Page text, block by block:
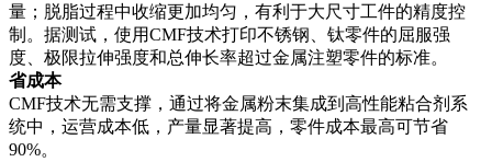
量；脱脂过程中收缩更加均匀，有利于大尺寸工件的精度控
制。据测试，使用CMF技术打印不锈钢、钛零件的屈服强
度、极限拉伸强度和总伸长率超过金属注塑零件的标准。
省成本
CMF技术无需支撑，通过将金属粉末集成到高性能粘合剂系
统中，运营成本低，产量显著提高，零件成本最高可节省
90%。